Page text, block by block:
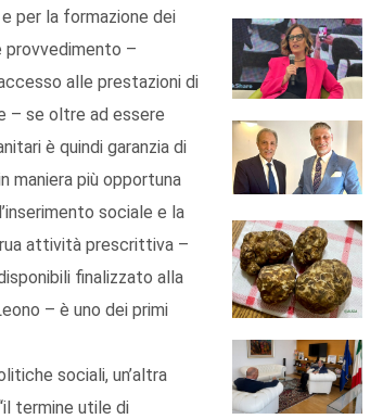
per la formazione dei
provvedimento –
alle prestazioni di
– se oltre ad essere
è quindi garanzia di
maniera più opportuna
sociale e la
attività prescrittiva –
finalizzato alla
– è uno dei primi
sociali, un’altra
termine utile di